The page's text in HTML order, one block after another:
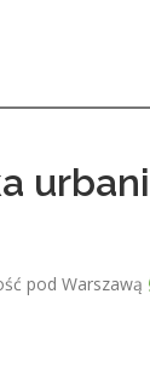
pod Warszawą